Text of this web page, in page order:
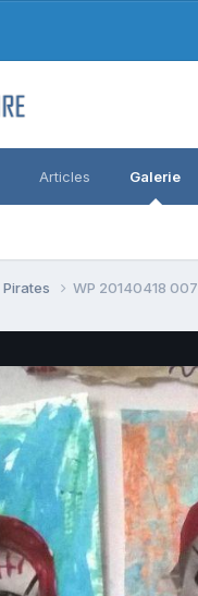
Articles Galerie
Pirates WP 20140418 007